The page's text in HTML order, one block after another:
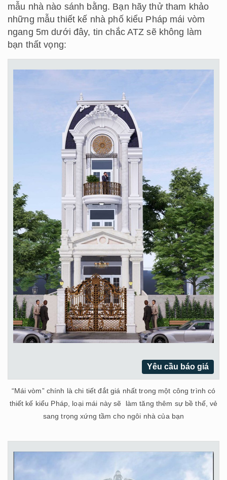
mẫu nhà nào sánh bằng. Bạn hãy thử tham khảo
những mẫu thiết kế nhà phố kiểu Pháp mái vòm
ngang 5m dưới đây, tin chắc ATZ sẽ không làm
bạn thất vọng:
Yêu cầu báo giá
“Mái vòm” chính là chi tiết đắt giá nhất trong một công trình có
thiết kế kiểu Pháp, loại mái này sẽ làm tăng thêm sự bề thế, vẻ
sang trọng xứng tầm cho ngôi nhà của bạn